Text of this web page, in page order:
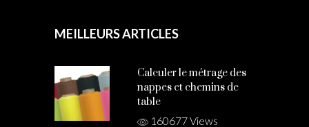
MEILLEURS ARTICLES
Calculer le métrage des
nappes et chemins de
table
160677 Views